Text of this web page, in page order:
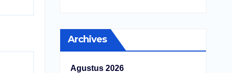
Archives
Agustus 2026